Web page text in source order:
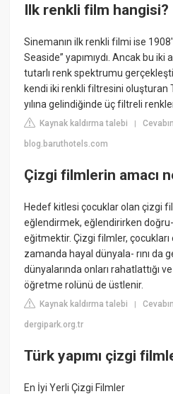
Ilk renkli film hangisi?
Sinemanın ilk renkli filmi ise
Seaside” yapımıydı. Ancak bu
tutarlı renk spektrumu
kendi iki renkli filtresini oluşturan
yılına gelindiğinde üç filtreli
Kaynak kaldırma talebi |
blog.baruthotels.com
Çizgi filmlerin amacı
Hedef kitlesi çocuklar olan çizgi
eğlendirmek, eğlendirirken
eğitmektir. Çizgi filmler, çocukları
zamanda hayal dünyala- rını da
dünyalarında onları rahatlattığı
öğretme rolünü de üstlenir.
Kaynak kaldırma talebi |
dergipark.org.tr
Türk yapımı çizgi
En İyi Yerli Çizgi Filmler